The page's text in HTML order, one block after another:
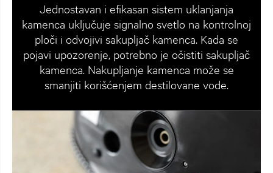
Jednostavan i efikasan sistem uklanjanja
kamenca uključuje signalno svetlo na kontrolnoj
ploči i odvojivi sakupljač kamenca. Kada se
pojavi upozorenje, potrebno je očistiti sakupljač
kamenca. Nakupljanje kamenca može se
smanjiti korišćenjem destilovane vode.